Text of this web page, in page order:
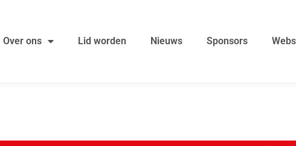
Over ons Lid worden Nieuws Sponsors